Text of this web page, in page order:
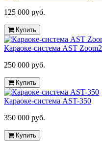
125 000 руб.
Купить
Караоке-система AST Zoom2
250 000 руб.
Купить
Караоке-система AST-350
350 000 руб.
Купить